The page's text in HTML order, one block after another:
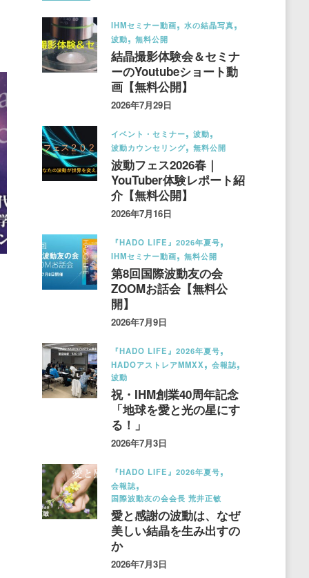
IHMセミナー動画
水の結晶写真
波動
無料公開
結晶撮影体験会＆セミナ
ーのYoutubeショート動
画【無料公開】
2026年7月29日
イベント・セミナー
波動
波動カウンセリング
無料公開
波動フェス2026春｜
YouTuber体験レポート紹
介【無料公開】
2026年7月16日
『HADO LIFE』2026年夏号
IHMセミナー動画
無料公開
第8回国際波動友の会
ZOOMお話会【無料公
開】
2026年7月9日
『HADO LIFE』2026年夏号
HADOアストレアMMXX
会報誌
波動
祝・IHM創業40周年記念
「地球を愛と光の星にす
る！」
2026年7月3日
『HADO LIFE』2026年夏号
会報誌
国際波動友の会会長 荒井正敏
愛と感謝の波動は、なぜ
美しい結晶を生み出すの
か
2026年7月3日